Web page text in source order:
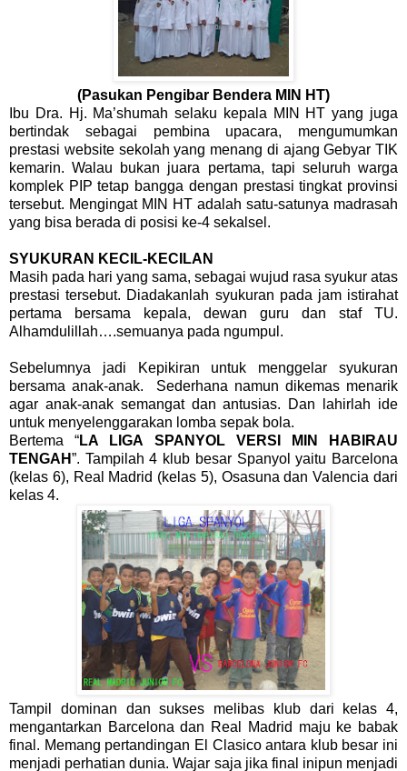
(Pasukan Pengibar Bendera MIN HT)
Ibu Dra. Hj. Ma’shumah selaku kepala MIN HT yang juga
bertindak sebagai pembina upacara, mengumumkan
prestasi website sekolah yang menang di ajang Gebyar TIK
kemarin. Walau bukan juara pertama, tapi seluruh warga
komplek PIP tetap bangga dengan prestasi tingkat provinsi
tersebut. Mengingat MIN HT adalah satu-satunya madrasah
yang bisa berada di posisi ke-4 sekalsel.
SYUKURAN KECIL-KECILAN
Masih pada hari yang sama, sebagai wujud rasa syukur atas
prestasi tersebut. Diadakanlah syukuran pada jam istirahat
pertama bersama kepala, dewan guru dan staf TU.
Alhamdulillah….semuanya pada ngumpul.
Sebelumnya jadi Kepikiran untuk menggelar syukuran
bersama anak-anak.
Sederhana namun dikemas menarik
agar anak-anak semangat dan antusias. Dan lahirlah ide
untuk menyelenggarakan lomba sepak bola.
Bertema “LA LIGA SPANYOL VERSI MIN HABIRAU
TENGAH”. Tampilah 4 klub besar Spanyol yaitu Barcelona
(kelas 6), Real Madrid (kelas 5), Osasuna dan Valencia dari
kelas 4.
Tampil dominan dan sukses melibas klub dari kelas 4,
mengantarkan Barcelona dan Real Madrid maju ke babak
final. Memang pertandingan El Clasico antara klub besar ini
menjadi perhatian dunia. Wajar saja jika final inipun menjadi